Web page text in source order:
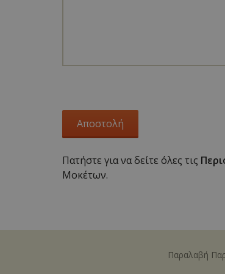
Πατήστε για να δείτε όλες τις
Μοκέτων.
Παραλαβή